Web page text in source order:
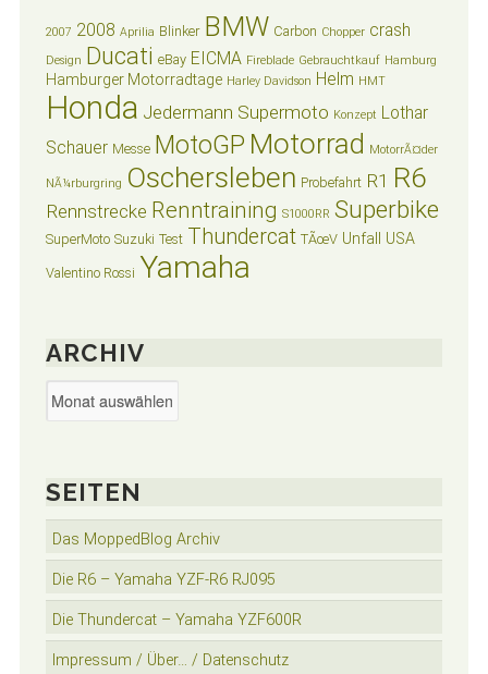
2007 2008 Aprilia Blinker BMW Carbon Chopper crash
Design Ducati eBay EICMA Fireblade Gebrauchtkauf Hamburg
Hamburger Motorradtage Harley Davidson Helm HMT
Honda Jedermann Supermoto Konzept Lothar
Schauer Messe MotoGP Motorrad MotorrÃ¤der
NÃ¼rburgring Oschersleben Probefahrt R1 R6
Rennstrecke Renntraining S1000RR Superbike
SuperMoto Suzuki Test Thundercat TÃœV Unfall USA
Valentino Rossi Yamaha
ARCHIV
Archiv
SEITEN
Das MoppedBlog Archiv
Die R6 – Yamaha YZF-R6 RJ095
Die Thundercat – Yamaha YZF600R
Impressum / Über… / Datenschutz